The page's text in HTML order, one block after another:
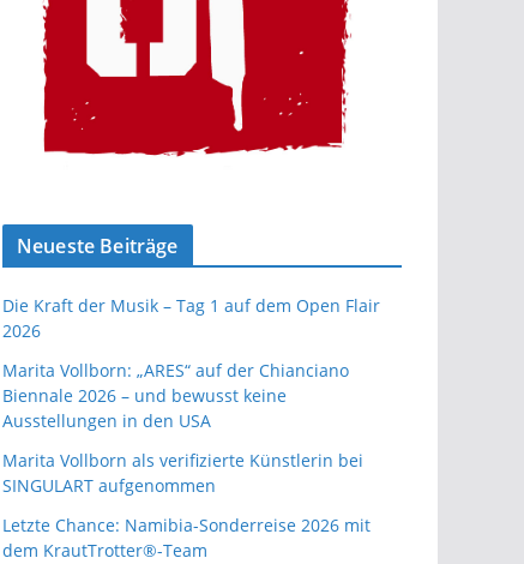
Neueste Beiträge
Die Kraft der Musik – Tag 1 auf dem Open Flair
2026
Marita Vollborn: „ARES“ auf der Chianciano
Biennale 2026 – und bewusst keine
Ausstellungen in den USA
Marita Vollborn als verifizierte Künstlerin bei
SINGULART aufgenommen
Letzte Chance: Namibia-Sonderreise 2026 mit
dem KrautTrotter®-Team